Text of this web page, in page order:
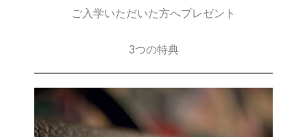
ご入学いただいた方へプレゼント
3つの特典